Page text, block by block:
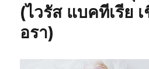
(ไวรัส แบคทีเรีย
อรา)